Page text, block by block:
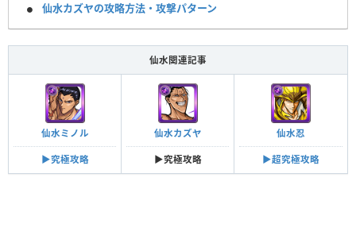
仙水カズヤの攻略方法・攻撃パターン
仙水関連記事
仙水ミノル
▶究極攻略
仙水カズヤ
▶究極攻略
仙水忍
▶超究極攻略